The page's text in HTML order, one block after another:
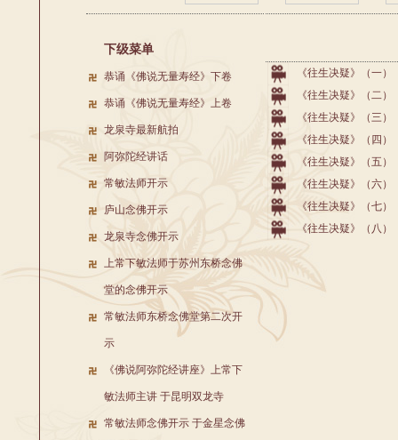
下级菜单
恭诵《佛说无量寿经》下卷
恭诵《佛说无量寿经》上卷
龙泉寺最新航拍
阿弥陀经讲话
常敏法师开示
庐山念佛开示
龙泉寺念佛开示
上常下敏法师于苏州东桥念佛
堂的念佛开示
常敏法师东桥念佛堂第二次开
示
《佛说阿弥陀经讲座》上常下
敏法师主讲 于昆明双龙寺
常敏法师念佛开示 于金星念佛
《往生决疑》（一）
《往生决疑》（二）
《往生决疑》（三）
《往生决疑》（四）
《往生决疑》（五）
《往生决疑》（六）
《往生决疑》（七）
《往生决疑》（八）